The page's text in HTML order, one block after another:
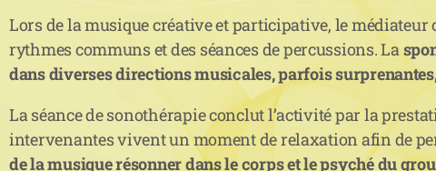
Lors de la musique créative et participative, le
rythmes communs et des séances de percussions. La
dans diverses directions musicales, parfois
La séance de sonothérapie conclut l’activité par la
intervenantes vivent un moment de relaxation afin de
de la musique résonner dans le corps et le psyché du